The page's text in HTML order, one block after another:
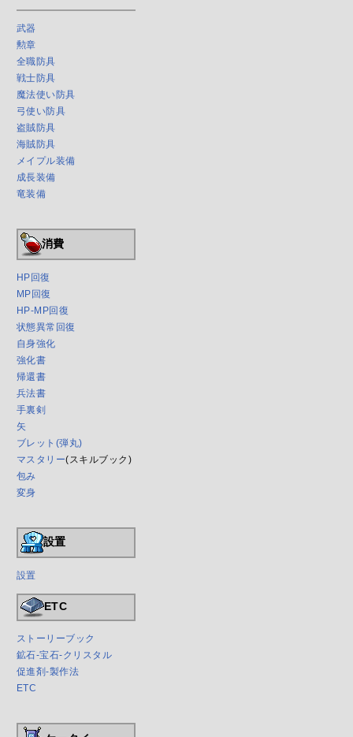
武器
勲章
全職防具
戦士防具
魔法使い防具
弓使い防具
盗賊防具
海賊防具
メイプル装備
成長装備
竜装備
消費
HP回復
MP回復
HP-MP回復
状態異常回復
自身強化
強化書
帰還書
兵法書
手裏剣
矢
ブレット(弾丸)
マスタリー(スキルブック)
包み
変身
設置
設置
ETC
ストーリーブック
鉱石-宝石-クリスタル
促進剤-製作法
ETC